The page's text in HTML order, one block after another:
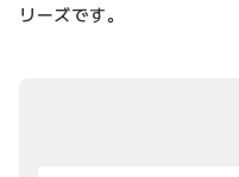
リーズです。